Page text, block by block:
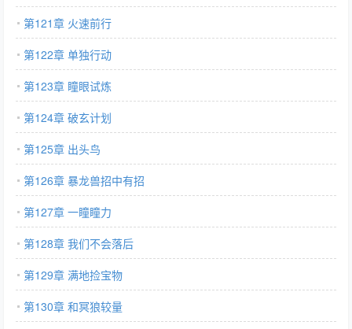
第121章 火速前行
第122章 单独行动
第123章 瞳眼试炼
第124章 破玄计划
第125章 出头鸟
第126章 暴龙兽招中有招
第127章 一瞳瞳力
第128章 我们不会落后
第129章 满地捡宝物
第130章 和冥狼较量